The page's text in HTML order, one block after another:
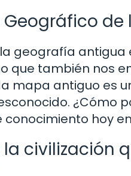
Geográfico
geografía
que también nos
mapa antiguo es
¿Cómo
conocimiento hoy
la civilización